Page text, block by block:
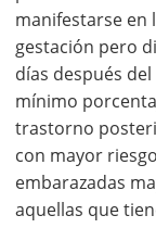
manifestarse en
gestación pero
días después
mínimo
trastorno
con mayor
embarazadas
aquellas que